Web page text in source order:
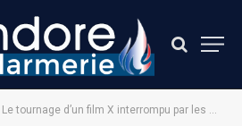
Le tournage d’un film X interrompu par les gendarmes